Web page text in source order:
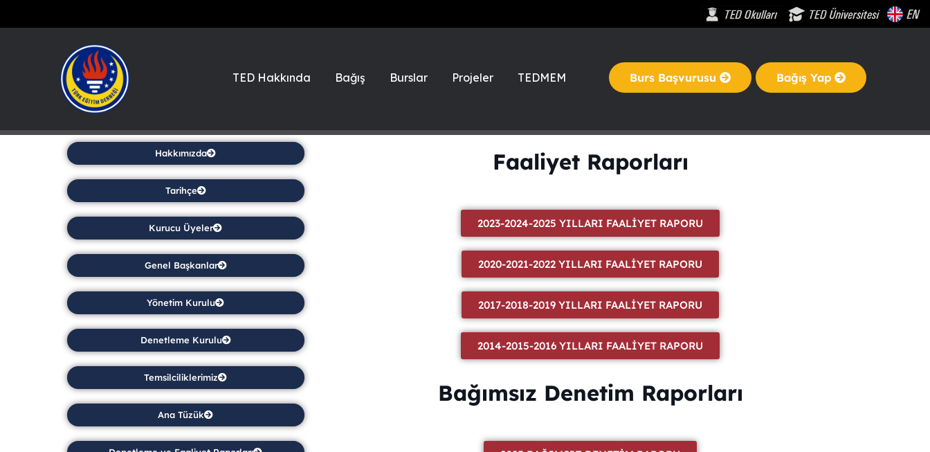
TED Hakkında Bağış Burslar Projeler TEDMEM Burs Başvurusu Bağış Yap
Hakkımızda
Tarihçe
Kurucu Üyeler
Genel Başkanlar
Yönetim Kurulu
Denetleme Kurulu
Temsilciliklerimiz
Ana Tüzük
Faaliyet Raporları
2023-2024-2025 YILLARI FAALİYET RAPORU
2020-2021-2022 YILLARI FAALİYET RAPORU
2017-2018-2019 YILLARI FAALİYET RAPORU
2014-2015-2016 YILLARI FAALİYET RAPORU
Bağımsız Denetim Raporları